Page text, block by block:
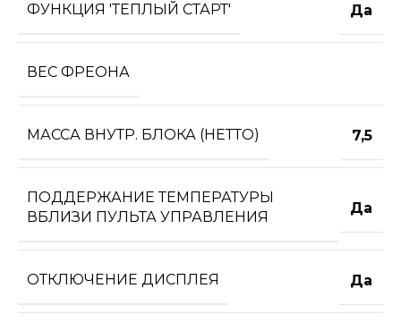
ФУНКЦИЯ 'ТЕПЛЫЙ СТАРТ' Да
ВЕС ФРЕОНА
МАССА ВНУТР. БЛОКА (НЕТТО) 7,5
ПОДДЕРЖАНИЕ ТЕМПЕРАТУРЫ
ВБЛИЗИ ПУЛЬТА УПРАВЛЕНИЯ
Да
ОТКЛЮЧЕНИЕ ДИСПЛЕЯ Да